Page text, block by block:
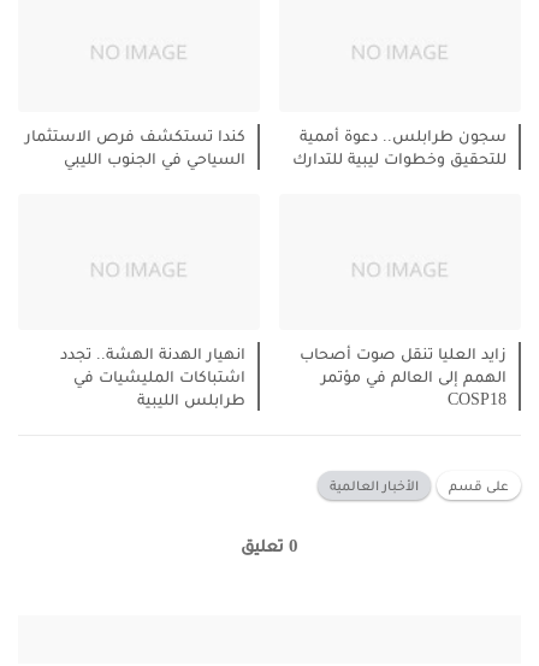
سجون طرابلس.. دعوة أممية
للتحقيق وخطوات ليبية للتدارك
كندا تستكشف فرص الاستثمار
السياحي في الجنوب الليبي
زايد العليا تنقل صوت أصحاب
الهمم إلى العالم في مؤتمر
COSP18
انهيار الهدنة الهشة.. تجدد
اشتباكات المليشيات في
طرابلس الليبية
على قسم الأخبار العالمية
0 تعليق